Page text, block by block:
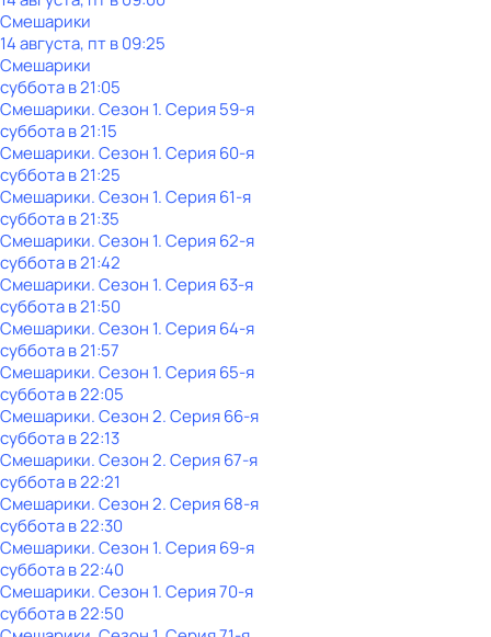
Смешарики
14 августа, пт в 09:25
Смешарики
субботав21:05
Смешарики. Сезон 1. Серия 59-я
субботав21:15
Смешарики. Сезон 1. Серия 60-я
субботав21:25
Смешарики. Сезон 1. Серия 61-я
субботав21:35
Смешарики. Сезон 1. Серия 62-я
субботав21:42
Смешарики. Сезон 1. Серия 63-я
субботав21:50
Смешарики. Сезон 1. Серия 64-я
субботав21:57
Смешарики. Сезон 1. Серия 65-я
субботав22:05
Смешарики. Сезон 2. Серия 66-я
субботав22:13
Смешарики. Сезон 2. Серия 67-я
субботав22:21
Смешарики. Сезон 2. Серия 68-я
субботав22:30
Смешарики. Сезон 1. Серия 69-я
субботав22:40
Смешарики. Сезон 1. Серия 70-я
субботав22:50